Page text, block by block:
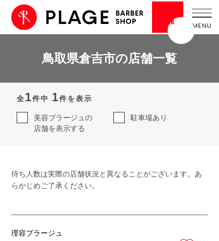
情報
鳥取県倉吉市の店舗一覧
全1件中 1件を表示
美容プラージュの
店舗を表示する
駐車場あり
待ち人数は実際の店舗状況と異なることがございます。あ
らかじめご了承ください。
理容プラージュ